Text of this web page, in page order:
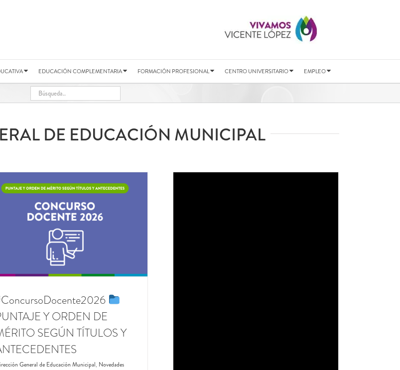
EDUCACIÓN COMPLEMENTARIA FORMACIÓN PROFESIONAL CENTRO UNIVERSITARIO EMPLEO
DE EDUCACIÓN MUNICIPAL
Y ORDEN DE
SEGÚN TÍTULOS Y
General de Educación Municipal, Novedades